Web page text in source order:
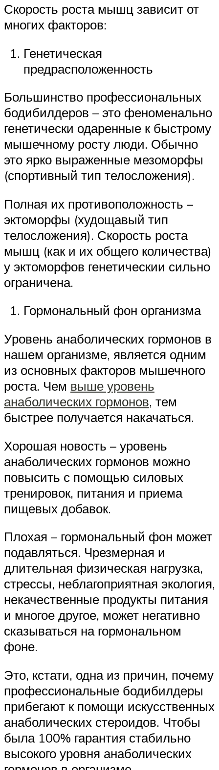
Скорость роста мышц зависит от
многих факторов:
Генетическая
предрасположенность
Большинство профессиональных
бодибилдеров – это феноменально
генетически одаренные к быстрому
мышечному росту люди. Обычно
это ярко выраженные мезоморфы
(спортивный тип телосложения).
Полная их противоположность –
эктоморфы (худощавый тип
телосложения). Скорость роста
мышц (как и их общего количества)
у эктоморфов генетическии сильно
ограничена.
Гормональный фон организма
Уровень анаболических гормонов в
нашем организме, является одним
из основных факторов мышечного
роста. Чем выше уровень
анаболических гормонов, тем
быстрее получается накачаться.
Хорошая новость – уровень
анаболических гормонов можно
повысить с помощью силовых
тренировок, питания и приема
пищевых добавок.
Плохая – гормональный фон может
подавляться. Чрезмерная и
длительная физическая нагрузка,
стрессы, неблагоприятная экология,
некачественные продукты питания
и многое другое, может негативно
сказываться на гормональном
фоне.
Это, кстати, одна из причин, почему
профессиональные бодибилдеры
прибегают к помощи искусственных
анаболических стероидов. Чтобы
была 100% гарантия стабильно
высокого уровня анаболических